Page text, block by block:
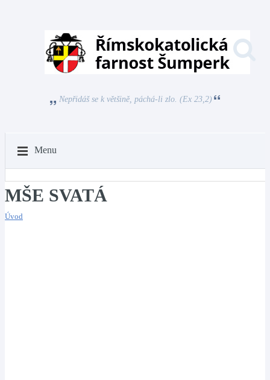
Nepřidáš se k většině, páchá-li zlo. (Ex 23,2)
Menu
MŠE SVATÁ
Úvod